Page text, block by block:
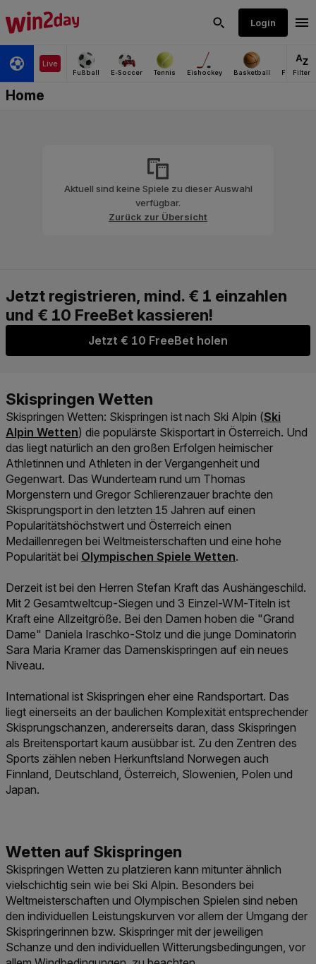
Aktuell sind keine Spiele zu dieser Auswahl
verfügbar.
Zurück zur Übersicht
Jetzt € 10 FreeBet holen
Skispringen Wetten: Skispringen ist nach Ski Alpin (Link der
Ski
Alpin Wetten) die populärste Skisportart in Österreich. Und
das liegt natürlich an den großen Erfolgen heimischer
Athletinnen und Athleten in der Vergangenheit und
Gegenwart. Das Wunderteam rund um Thomas
Morgenstern und Gregor Schlierenzauer brachte den
Skisprungsport in den letzten 15 Jahren auf einen
Popularitätshöchstwert und Österreich einen
Medaillenregen bei Weltmeisterschaften und eine hohe
Popularität bei Link der zu https://www.win2day.at/
Olympischen Spiele Wetten.
Derzeit ist bei den Herren Stefan Kraft das Aushängeschild.
Mit 2 Gesamtweltcup-Siegen und 3 Einzel-WM-Titeln ist
Kraft eine Allzeitgröße. Bei den Damen hoben die "Grand
Dame" Daniela Iraschko-Stolz und die junge Dominatorin
Sara Maria Kramer das Damenskispringen auf ein neues
Niveau.
International ist Skispringen eher eine Randsportart. Das
liegt einerseits an der baulichen Komplexität entsprechender
Skisprungschanzen, andererseits daran, dass Skispringen
als Breitensportart kaum ausübbar ist. Zu den Zentren des
Sports zählen neben Herkunftsland Norwegen auch
Finnland, Deutschland, Österreich, Slowenien, Polen und
Japan.
Skispringen Wetten zu platzieren kann mitunter ähnlich
vielschichtig sein wie bei Ski Alpin. Besonders bei
Weltmeisterschaften und Olympischen Spielen sind neben
den individuellen Leistungskurven vor allem der Umgang der
Skispringerinnen bzw. Skispringer mit der jeweiligen
Schanze und den individuellen Witterungsbedingungen, vor